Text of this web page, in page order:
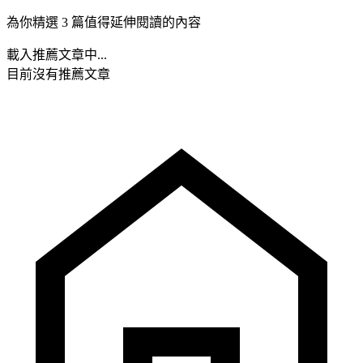
為你精選 3 篇值得延伸閱讀的內容
載入推薦文章中...
目前沒有推薦文章